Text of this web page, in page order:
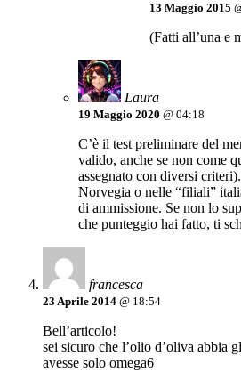
13 Maggio 2015
(Fatti all’una e
Laura
19 Maggio 2020 @ 04:18
C’è il test preliminare del
valido, anche se non come
assegnato con diversi
Norvegia o nelle “filiali”
di ammissione. Se non lo
che punteggio hai fatto, ti
francesca
23 Aprile 2014 @ 18:54
Bell’articolo!
sei sicuro che l’olio d’oliva abbia
avesse solo omega6